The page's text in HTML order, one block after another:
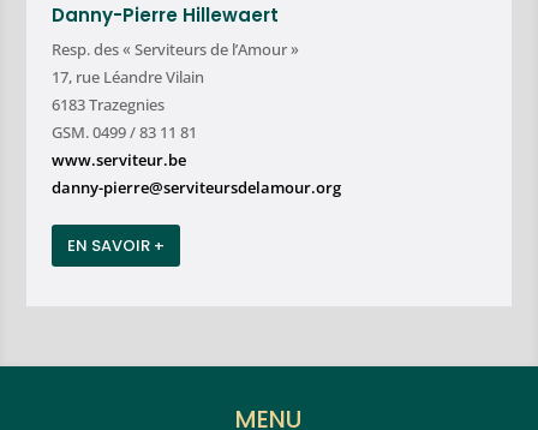
Danny-Pierre Hillewaert
Resp. des « Serviteurs de l’Amour »
17, rue Léandre Vilain
6183 Trazegnies
GSM. 0499 / 83 11 81
www.serviteur.be
danny-pierre@serviteursdelamour.org
EN SAVOIR +
MENU